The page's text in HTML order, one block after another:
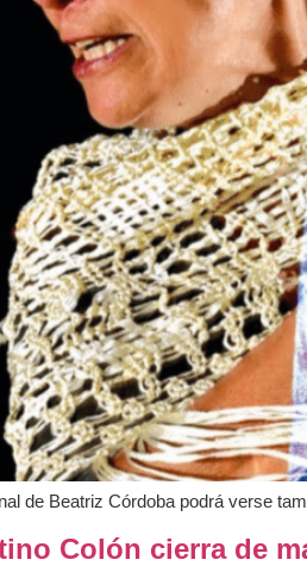
de Beatriz Córdoba podrá verse
Colón cierra de